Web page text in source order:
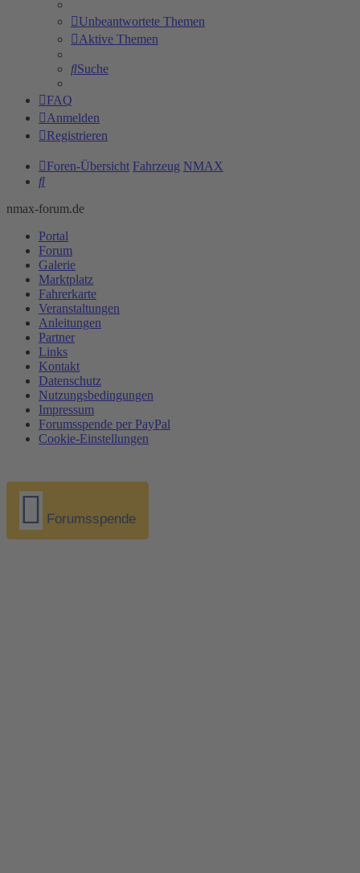
Unbeantwortete Themen
Aktive Themen
Suche
FAQ
Anmelden
Registrieren
Foren-Übersicht Fahrzeug NMAX
Suche
nmax-forum.de
Portal
Forum
Galerie
Marktplatz
Fahrerkarte
Veranstaltungen
Anleitungen
Partner
Links
Kontakt
Datenschutz
Nutzungsbedingungen
Impressum
Forumsspende per PayPal
Cookie-Einstellungen
Forumsspende